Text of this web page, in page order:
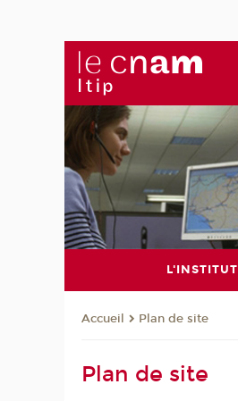
L'INSTITUT
Accueil Plan de site
Plan de site